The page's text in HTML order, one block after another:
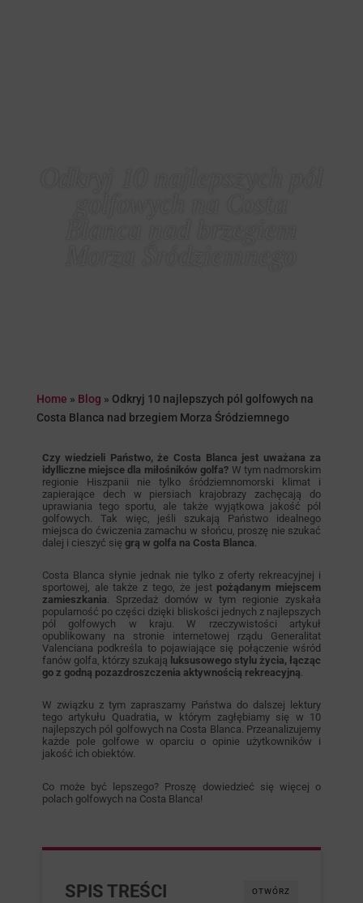
Home » Blog » Odkryj 10 najlepszych pól golfowych na
Costa Blanca nad brzegiem Morza Śródziemnego
Czy wiedzieli Państwo, że Costa Blanca jest uważana za
idylliczne miejsce dla miłośników golfa? W tym nadmorskim
regionie Hiszpanii nie tylko śródziemnomorski klimat i
zapierające dech w piersiach krajobrazy zachęcają do
uprawiania tego sportu, ale także wyjątkowa jakość pól
golfowych. Tak więc, jeśli szukają Państwo idealnego
miejsca do ćwiczenia zamachu w słońcu, proszę nie szukać
dalej i cieszyć się grą w golfa na Costa Blanca.
Costa Blanca słynie jednak nie tylko z oferty rekreacyjnej i
sportowej, ale także z tego, że jestpożądanym miejscem
zamieszkania. Sprzedaż domów w tym regionie zyskała
popularność po części dzięki bliskości jednych z najlepszych
pól golfowych w kraju. W rzeczywistości artykuł
opublikowany na stronie internetowej rządu Generalitat
Valenciana podkreśla to pojawiające się połączenie wśród
fanów golfa, którzy szukają luksusowego stylu życia, łącząc
go z godną pozazdroszczenia aktywnością rekreacyjną.
W związku z tym zapraszamy Państwa do dalszej lektury
tego artykułu Quadratia, w którym zagłębiamy się w 10
najlepszych pól golfowych na Costa Blanca. Przeanalizujemy
każde pole golfowe w oparciu o opinie użytkowników i
jakość ich obiektów.
Co może być lepszego? Proszę dowiedzieć się więcej o
polach golfowych na Costa Blanca!
OTWÓRZ
SPIS TREŚCI